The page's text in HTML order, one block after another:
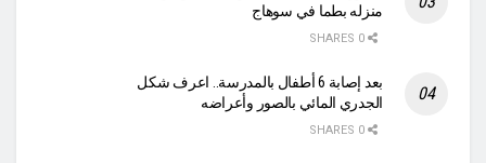
منزله بطما في سوهاج
بعد إصابة 6 أطفال بالمدرسة.. اعرف شكل
الجدري المائي بالصور وأعراضه